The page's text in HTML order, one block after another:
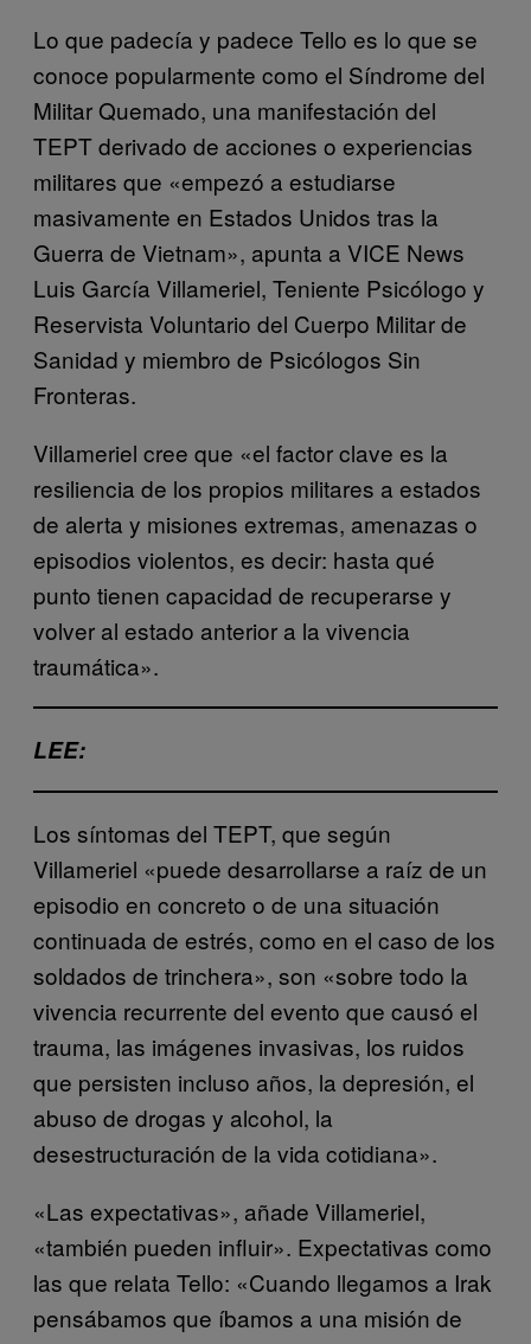
Lo que padecía y padece Tello es lo que se
conoce popularmente como el Síndrome del
Militar Quemado, una manifestación del
TEPT derivado de acciones o experiencias
militares que «empezó a estudiarse
masivamente en Estados Unidos tras la
Guerra de Vietnam», apunta a VICE News
Luis García Villameriel, Teniente Psicólogo y
Reservista Voluntario del Cuerpo Militar de
Sanidad y miembro de Psicólogos Sin
Fronteras.
Villameriel cree que «el factor clave es la
resiliencia de los propios militares a estados
de alerta y misiones extremas, amenazas o
episodios violentos, es decir: hasta qué
punto tienen capacidad de recuperarse y
volver al estado anterior a la vivencia
traumática».
LEE:
Los síntomas del TEPT, que según
Villameriel «puede desarrollarse a raíz de un
episodio en concreto o de una situación
continuada de estrés, como en el caso de los
soldados de trinchera», son «sobre todo la
vivencia recurrente del evento que causó el
trauma, las imágenes invasivas, los ruidos
que persisten incluso años, la depresión, el
abuso de drogas y alcohol, la
desestructuración de la vida cotidiana».
«Las expectativas», añade Villameriel,
«también pueden influir». Expectativas como
las que relata Tello: «Cuando llegamos a Irak
pensábamos que íbamos a una misión de